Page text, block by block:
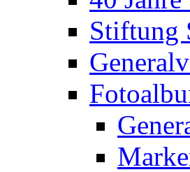
Stiftung